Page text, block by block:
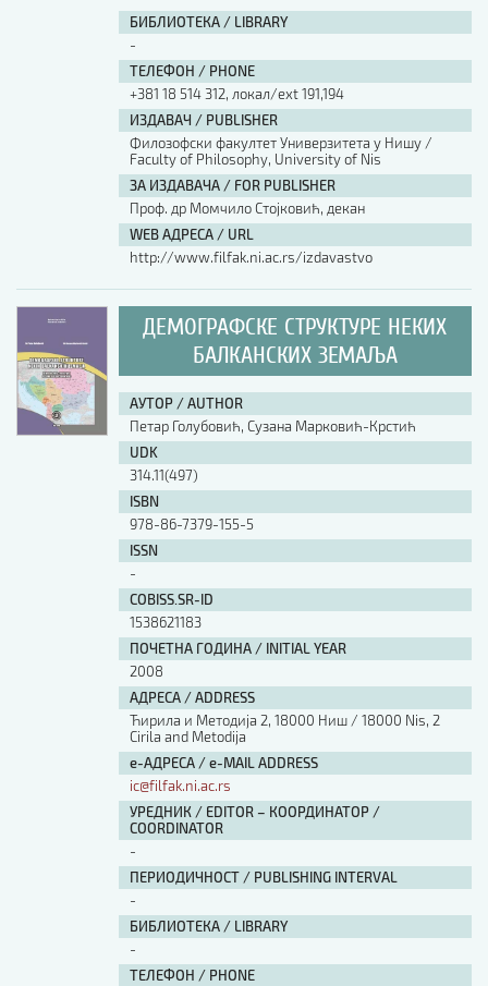
БИБЛИОТЕКА / LIBRARY
-
ТЕЛЕФОН / PHONE
+381 18 514 312, локал/ext 191,194
ИЗДАВАЧ / PUBLISHER
Филозофски факултет Универзитета у Нишу /
Faculty of Philosophy, University of Nis
ЗА ИЗДАВАЧА / FOR PUBLISHER
Проф. др Момчило Стојковић, декан
WEB АДРЕСА / URL
http://www.filfak.ni.ac.rs/izdavastvo
ДЕМОГРАФСКЕ СТРУКТУРЕ НЕКИХ
БАЛКАНСКИХ ЗЕМАЉА
АУТОР / AUTHOR
Петар Голубовић, Сузана Марковић-Крстић
UDK
314.11(497)
ISBN
978-86-7379-155-5
ISSN
-
COBISS.SR-ID
1538621183
ПОЧЕТНА ГОДИНА / INITIAL YEAR
2008
АДРЕСА / ADDRESS
Ћирила и Методија 2, 18000 Ниш / 18000 Nis, 2
Cirila and Metodija
е-АДРЕСА / e-MAIL ADDRESS
ic@filfak.ni.ac.rs
УРЕДНИК / EDITOR – КООРДИНАТОР /
COORDINATOR
-
ПЕРИОДИЧНОСТ / PUBLISHING INTERVAL
-
БИБЛИОТЕКА / LIBRARY
-
ТЕЛЕФОН / PHONE